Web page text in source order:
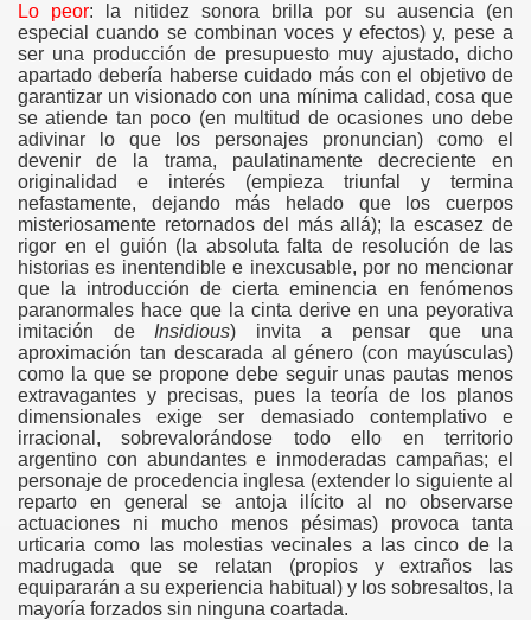
Lo peor: la nitidez sonora brilla por su ausencia (en
especial cuando se combinan voces y efectos) y, pese a
ser una producción de presupuesto muy ajustado, dicho
apartado debería haberse cuidado más con el objetivo de
garantizar un visionado con una mínima calidad, cosa que
se atiende tan poco (en multitud de ocasiones uno debe
adivinar lo que los personajes pronuncian) como el
devenir de la trama, paulatinamente decreciente en
originalidad e interés (empieza triunfal y termina
nefastamente, dejando más helado que los cuerpos
misteriosamente retornados del más allá); la escasez de
rigor en el guión (la absoluta falta de resolución de las
historias es inentendible e inexcusable, por no mencionar
que la introducción de cierta eminencia en fenómenos
paranormales hace que la cinta derive en una peyorativa
imitación de Insidious) invita a pensar que una
aproximación tan descarada al género (con mayúsculas)
como la que se propone debe seguir unas pautas menos
extravagantes y precisas, pues la teoría de los planos
dimensionales exige ser demasiado contemplativo e
irracional, sobrevalorándose todo ello en territorio
argentino con abundantes e inmoderadas campañas; el
personaje de procedencia inglesa (extender lo siguiente al
reparto en general se antoja ilícito al no observarse
actuaciones ni mucho menos pésimas) provoca tanta
urticaria como las molestias vecinales a las cinco de la
madrugada que se relatan (propios y extraños las
equipararán a su experiencia habitual) y los sobresaltos, la
mayoría forzados sin ninguna coartada.